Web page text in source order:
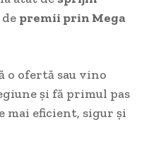
premii prin Mega
o ofertă sau vino
și fă primul pas
mai eficient, sigur și